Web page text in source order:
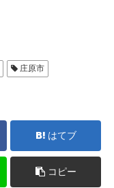
庄原市
はてブ
コピー